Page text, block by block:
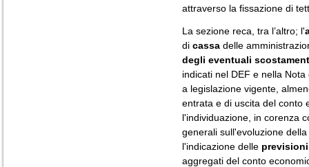
attraverso la fissazione di
La sezione reca, tra l’altro; l'
di cassa delle
degli eventuali
indicati nel DEF e nella
a legislazione vigente,
entrata e di uscita del conto
l'individuazione, in corenza
generali sull'evoluzione
l'indicazione delle
aggregati del conto